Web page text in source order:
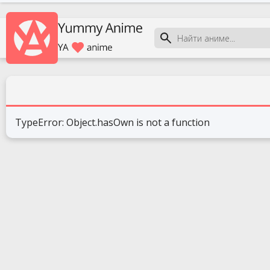
TypeError: Object.hasOwn is not a function